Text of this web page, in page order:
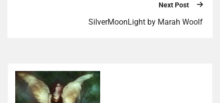
Next Post
SilverMoonLight by Marah Woolf